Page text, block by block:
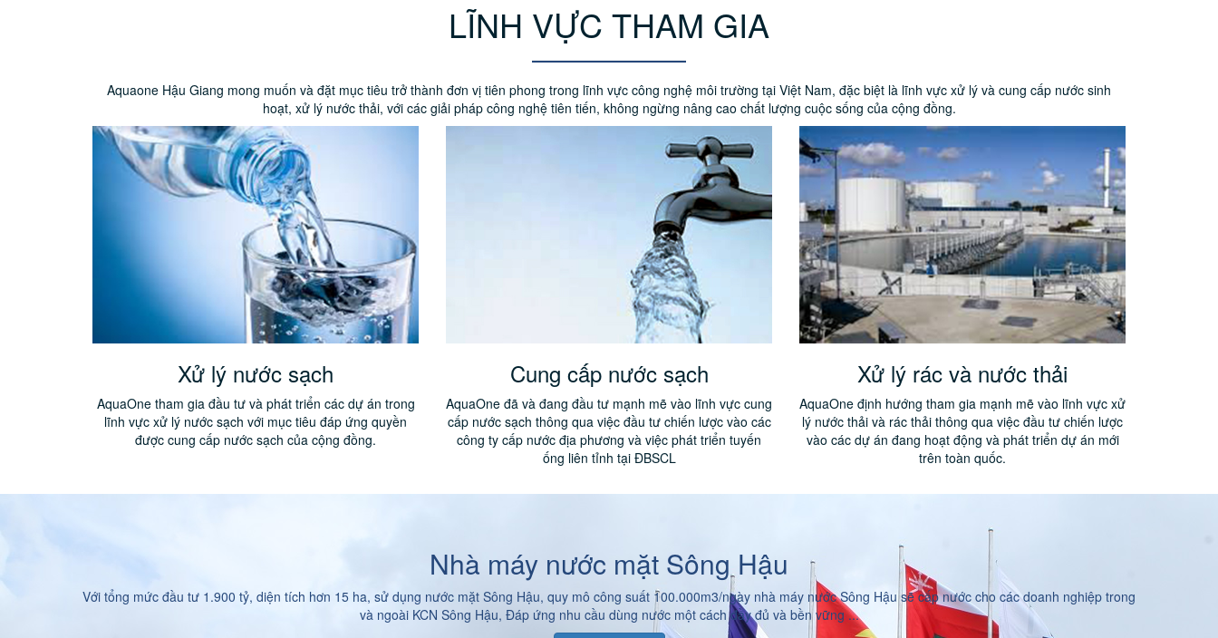
LĨNH VỰC THAM GIA
Aquaone Hậu Giang mong muốn và đặt mục tiêu trở thành đơn vị tiên phong trong lĩnh vực công nghệ môi trường tại Việt Nam, đặc biệt là lĩnh vực xử lý và cung cấp nước sinh
hoạt, xử lý nước thải, với các giải pháp công nghệ tiên tiến, không ngừng nâng cao chất lượng cuộc sống của cộng đồng.
Xử lý nước sạch
AquaOne tham gia đầu tư và phát triển các dự án trong
lĩnh vực xử lý nước sạch với mục tiêu đáp ứng quyền
được cung cấp nước sạch của cộng đồng.
Cung cấp nước sạch
AquaOne đã và đang đầu tư mạnh mẽ vào lĩnh vực cung
cấp nước sạch thông qua việc đầu tư chiến lược vào các
công ty cấp nước địa phương và việc phát triển tuyến
ống liên tỉnh tại ĐBSCL
Xử lý rác và nước thải
AquaOne định hướng tham gia mạnh mẽ vào lĩnh vực xử
lý nước thải và rác thải thông qua việc đầu tư chiến lược
vào các dự án đang hoạt động và phát triển dự án mới
trên toàn quốc.
Nhà máy nước mặt Sông Hậu
Với tổng mức đầu tư 1.900 tỷ, diện tích hơn 15 ha, sử dụng nước mặt Sông Hậu, quy mô công suất 100.000m3/ngày nhà máy nước Sông Hậu sẽ cấp nước cho các doanh nghiệp trong
và ngoài KCN Sông Hậu, Đáp ứng nhu cầu dùng nước một cách đầy đủ và bền vững ...